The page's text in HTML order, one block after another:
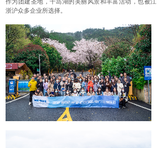
作为团建圣地，千岛湖的美丽风景和丰富活动，也被江
浙沪众多企业所选择。